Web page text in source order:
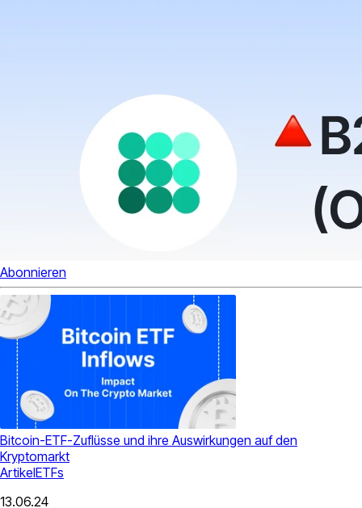
Abonnieren
Bitcoin-ETF-Zuflüsse und ihre Auswirkungen auf den
Kryptomarkt
ArtikelETFs
13.06.24